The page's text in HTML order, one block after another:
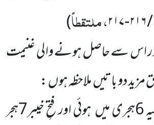
، ملتقطاً)
اور اس سے حاصل ہونے والی غنیمت
دو باتیںملاحظہ ہوں :
6ہجری میںہوئی اور فتحِ خیبر7ہجر